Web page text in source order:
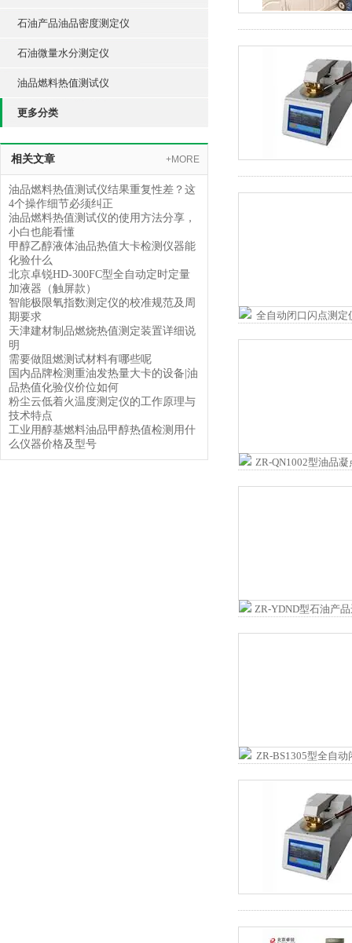
石油产品油品密度测定仪
石油微量水分测定仪
油品燃料热值测试仪
更多分类
相关文章 +MORE
油品燃料热值测试仪结果重复性差？这
4个操作细节必须纠正
油品燃料热值测试仪的使用方法分享，
小白也能看懂
甲醇乙醇液体油品热值大卡检测仪器能
化验什么
北京卓锐HD-300FC型全自动定时定量
加液器（触屏款）
智能极限氧指数测定仪的校准规范及周
期要求
天津建材制品燃烧热值测定装置详细说
明
需要做阻燃测试材料有哪些呢
国内品牌检测重油发热量大卡的设备|油
品热值化验仪价位如何
粉尘云低着火温度测定仪的工作原理与
技术特点
工业用醇基燃料油品甲醇热值检测用什
么仪器价格及型号